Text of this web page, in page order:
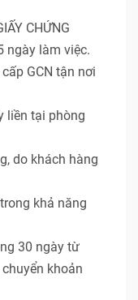
CHỨNG
ngày làm việc.
GCN tận nơi
liền tại phòng
do khách hàng
khả năng
30 ngày từ
khoản